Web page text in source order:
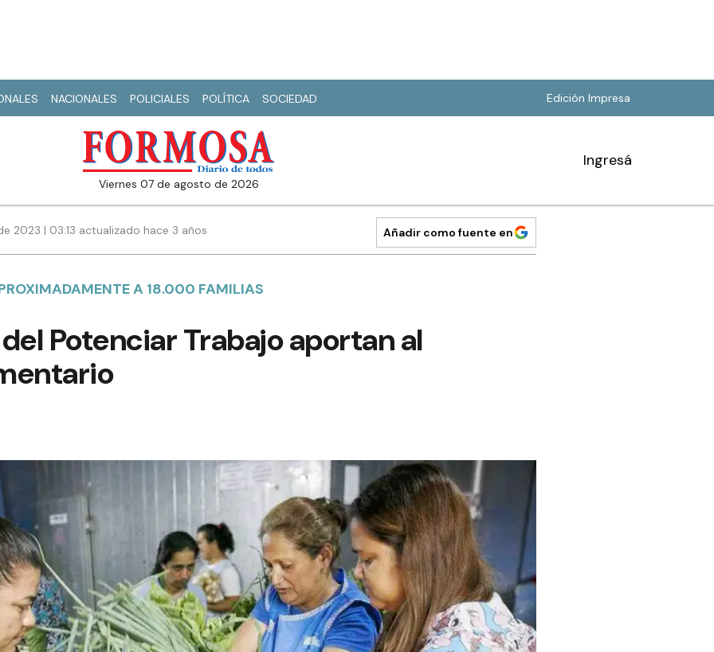
NACIONALES POLICIALES POLÍTICA SOCIEDAD Edición Impresa
viernes 07 de agosto de 2026
Ingresá
2023 | 03:13 actualizado hace 3 años Añadir como fuente en
A 18.000 FAMILIAS
Potenciar Trabajo aportan al